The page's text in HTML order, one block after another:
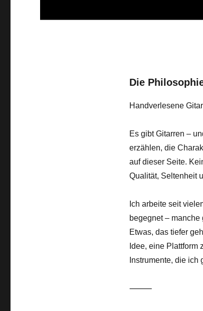
Die
Handverlesene
Es gibt Gitarren –
erzählen, die
auf dieser Seite.
Qualität, Seltenheit
Ich arbeite seit
begegnet –
Etwas, das tiefer
Idee, eine
Instrumente, die
⸻